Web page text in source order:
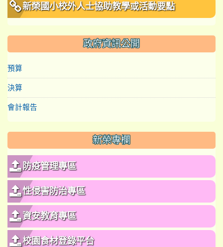
新榮國小校外人士協助教學或活動要點
政府資訊公開
預算
決算
會計報告
新榮專欄
防疫管理專區
性侵害防治專區
資安教育專區
校園食材登錄平台